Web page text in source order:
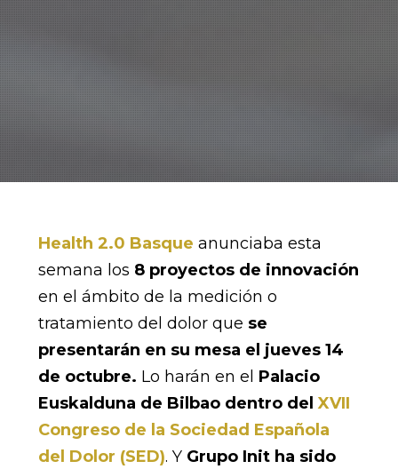
Health 2.0 Basque anunciaba esta
semana los 8 proyectos de innovación
en el ámbito de la medición o
tratamiento del dolor que se
presentarán en su mesa el jueves 14
de octubre. Lo harán en el Palacio
Euskalduna de Bilbao dentro delXVII
Congreso de la Sociedad Española
del Dolor (SED). Y Grupo Init ha sido